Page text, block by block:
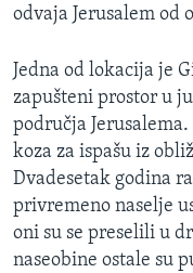
odvaja Jerusalem od
Jedna od lokacija je
zapušteni prostor u
područja
koza za ispašu iz
Dvadesetak godina
privremeno naselje
oni su se preselili u
naseobine ostale su